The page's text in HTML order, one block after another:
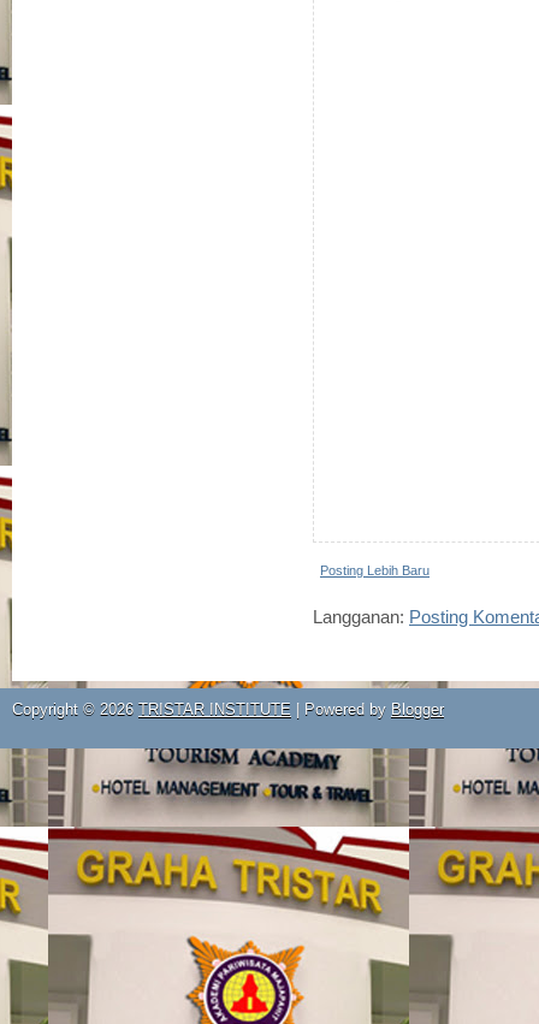
Posting Lebih Baru
Langganan: Posting
Copyright © 2026 TRISTAR INSTITUTE | Powered by Blogger